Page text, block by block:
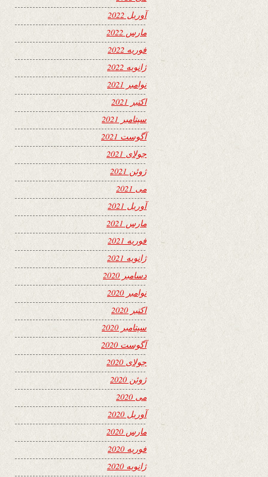
آوریل 2022
مارس 2022
فوریه 2022
ژانویه 2022
نوامبر 2021
اکتبر 2021
سپتامبر 2021
آگوست 2021
جولای 2021
ژوئن 2021
می 2021
آوریل 2021
مارس 2021
فوریه 2021
ژانویه 2021
دسامبر 2020
نوامبر 2020
اکتبر 2020
سپتامبر 2020
آگوست 2020
جولای 2020
ژوئن 2020
می 2020
آوریل 2020
مارس 2020
فوریه 2020
ژانویه 2020